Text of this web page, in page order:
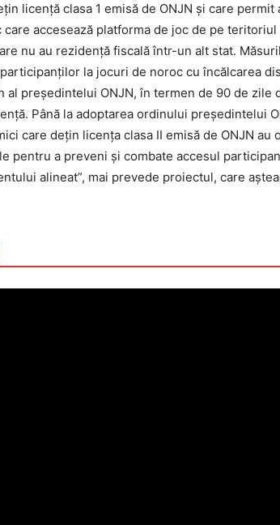
licenţă clasa 1 emisă de ONJN şi care
accesează platforma de joc de pe
nu au rezidenţă fiscală într-un alt stat.
la jocuri de noroc cu încălcarea
al preşedintelui ONJN, în termen de 90 de zile
Până la adoptarea ordinului preşedintelui
care deţin licenţa clasa II emisă de ONJN au
pentru a preveni şi combate accesul
alineat”, mai prevede proiectul, care